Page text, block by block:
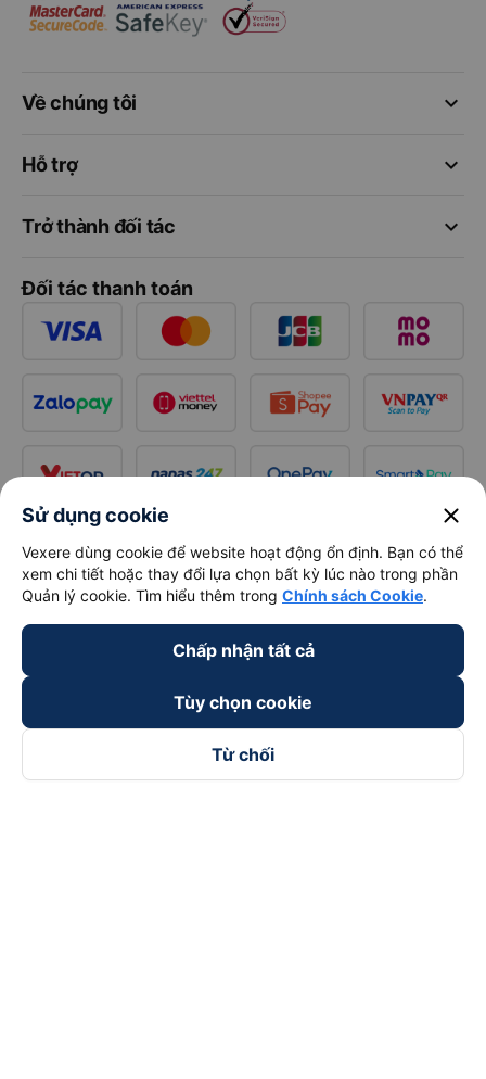
keyboard_arrow_down
Về chúng tôi
keyboard_arrow_down
Hỗ trợ
keyboard_arrow_down
Trở thành đối tác
Đối tác thanh toán
Theo dõi chúng tôi trên
Sử dụng cookie close
Vexere dùng cookie để website hoạt động ổn định. Bạn có thể
xem chi tiết hoặc thay đổi lựa chọn bất kỳ lúc nào trong phần
Quản lý cookie. Tìm hiểu thêm trong Chính sách Cookie.
Chấp nhận tất cả
Tùy chọn cookie
Từ chối